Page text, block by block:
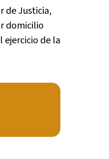
de Justicia,
domicilio
de la